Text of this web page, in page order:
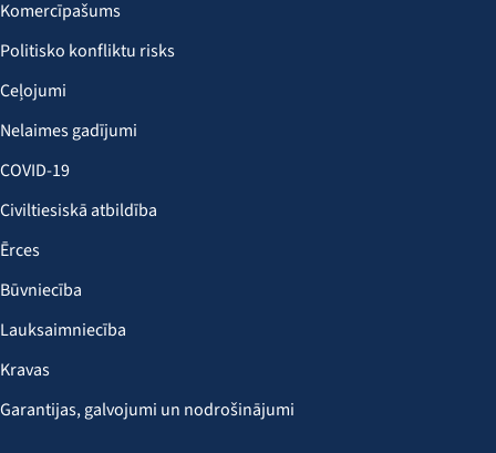
Komercīpašums
Politisko konfliktu risks
Ceļojumi
Nelaimes gadījumi
COVID-19
Civiltiesiskā atbildība
Ērces
Būvniecība
Lauksaimniecība
Kravas
Garantijas, galvojumi un nodrošinājumi